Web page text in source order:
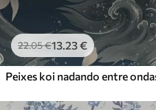
22.05€13.23€